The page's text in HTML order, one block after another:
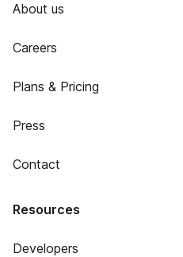
About us
Careers
Plans & Pricing
Press
Contact
Resources
Developers